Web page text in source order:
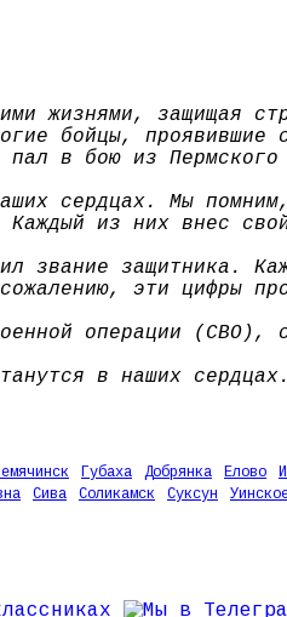
жизнями, защищая
бойцы, проявившие
в бою из
сердцах. Мы
Каждый из них внес
звание защитника.
эти цифры
операции (СВО),
в наших сердцах.
Губаха Добрянка Елово
Сива Соликамск Суксун